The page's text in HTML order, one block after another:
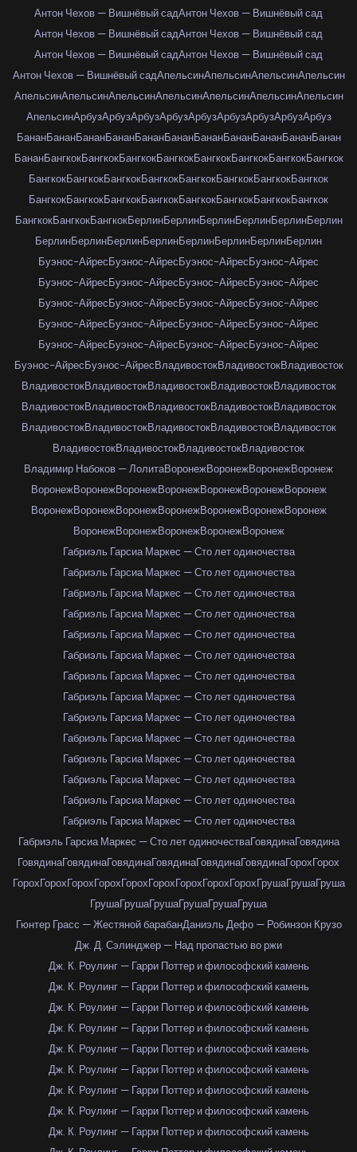
Антон Чехов — Вишнёвый садАнтон Чехов — Вишнёвый сад
Антон Чехов — Вишнёвый садАнтон Чехов — Вишнёвый сад
Антон Чехов — Вишнёвый садАнтон Чехов — Вишнёвый сад
Антон Чехов — Вишнёвый садАпельсинАпельсинАпельсинАпельсин
АпельсинАпельсинАпельсинАпельсинАпельсинАпельсинАпельсин
АпельсинАрбузАрбузАрбузАрбузАрбузАрбузАрбузАрбузАрбуз
БананБананБананБананБананБананБананБананБананБананБанан
БананБангкокБангкокБангкокБангкокБангкокБангкокБангкокБангкок
БангкокБангкокБангкокБангкокБангкокБангкокБангкокБангкок
БангкокБангкокБангкокБангкокБангкокБангкокБангкокБангкок
БангкокБангкокБангкокБерлинБерлинБерлинБерлинБерлинБерлин
БерлинБерлинБерлинБерлинБерлинБерлинБерлинБерлин
Буэнос-АйресБуэнос-АйресБуэнос-АйресБуэнос-Айрес
Буэнос-АйресБуэнос-АйресБуэнос-АйресБуэнос-Айрес
Буэнос-АйресБуэнос-АйресБуэнос-АйресБуэнос-Айрес
Буэнос-АйресБуэнос-АйресБуэнос-АйресБуэнос-Айрес
Буэнос-АйресБуэнос-АйресБуэнос-АйресБуэнос-Айрес
Буэнос-АйресБуэнос-АйресВладивостокВладивостокВладивосток
ВладивостокВладивостокВладивостокВладивостокВладивосток
ВладивостокВладивостокВладивостокВладивостокВладивосток
ВладивостокВладивостокВладивостокВладивостокВладивосток
ВладивостокВладивостокВладивостокВладивосток
Владимир Набоков — ЛолитаВоронежВоронежВоронежВоронеж
ВоронежВоронежВоронежВоронежВоронежВоронежВоронеж
ВоронежВоронежВоронежВоронежВоронежВоронежВоронеж
ВоронежВоронежВоронежВоронежВоронеж
Габриэль Гарсиа Маркес — Сто лет одиночества
Габриэль Гарсиа Маркес — Сто лет одиночества
Габриэль Гарсиа Маркес — Сто лет одиночества
Габриэль Гарсиа Маркес — Сто лет одиночества
Габриэль Гарсиа Маркес — Сто лет одиночества
Габриэль Гарсиа Маркес — Сто лет одиночества
Габриэль Гарсиа Маркес — Сто лет одиночества
Габриэль Гарсиа Маркес — Сто лет одиночества
Габриэль Гарсиа Маркес — Сто лет одиночества
Габриэль Гарсиа Маркес — Сто лет одиночества
Габриэль Гарсиа Маркес — Сто лет одиночества
Габриэль Гарсиа Маркес — Сто лет одиночества
Габриэль Гарсиа Маркес — Сто лет одиночества
Габриэль Гарсиа Маркес — Сто лет одиночества
Габриэль Гарсиа Маркес — Сто лет одиночестваГовядинаГовядина
ГовядинаГовядинаГовядинаГовядинаГовядинаГовядинаГорохГорох
ГорохГорохГорохГорохГорохГорохГорохГорохГорохГрушаГрушаГруша
ГрушаГрушаГрушаГрушаГрушаГруша
Гюнтер Грасс — Жестяной барабанДаниэль Дефо — Робинзон Крузо
Дж. Д. Сэлинджер — Над пропастью во ржи
Дж. К. Роулинг — Гарри Поттер и философский камень
Дж. К. Роулинг — Гарри Поттер и философский камень
Дж. К. Роулинг — Гарри Поттер и философский камень
Дж. К. Роулинг — Гарри Поттер и философский камень
Дж. К. Роулинг — Гарри Поттер и философский камень
Дж. К. Роулинг — Гарри Поттер и философский камень
Дж. К. Роулинг — Гарри Поттер и философский камень
Дж. К. Роулинг — Гарри Поттер и философский камень
Дж. К. Роулинг — Гарри Поттер и философский камень